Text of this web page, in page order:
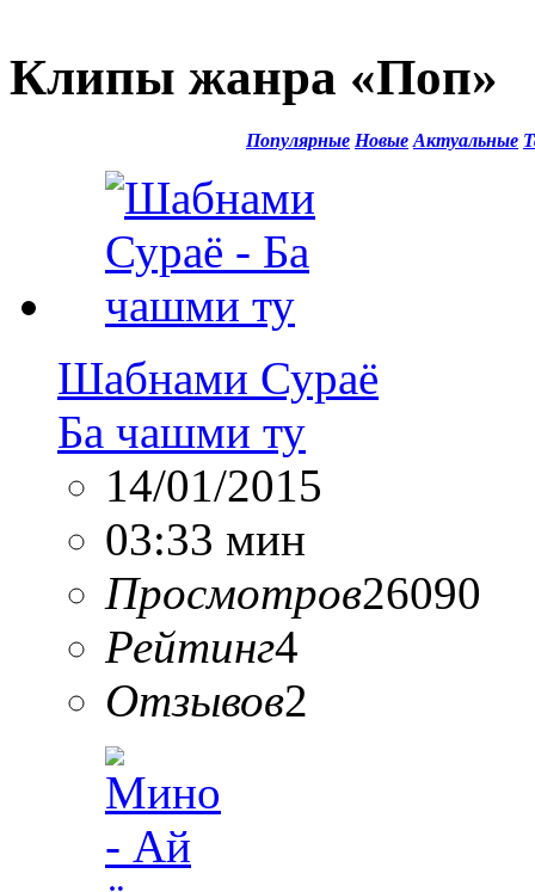
Клипы жанра «Поп»
Популярные Новые Актуальные
Шабнами Сураё
Ба чашми ту
14/01/2015
03:33 мин
Просмотров26090
Рейтинг4
Отзывов2